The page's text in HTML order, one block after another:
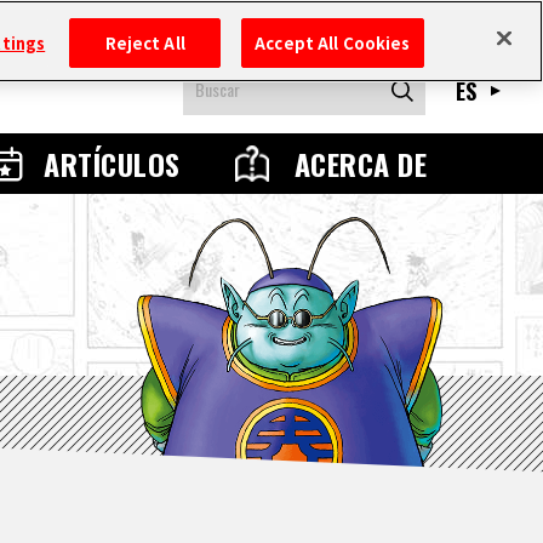
ARTÍCULOS ACERCA DE
ES
Reject All Accept All Cookies